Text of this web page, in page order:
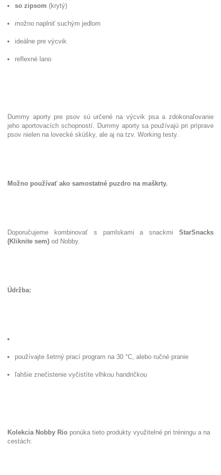
so zipsom (krytý)
možno naplniť suchým jedlom
ideálne pre výcvik
reflexné lano
Dummy aporty pre psov sú určené na výcvik psa a zdokonaľovanie
jeho aportovacích schopností. Dummy aporty sa používajú pri príprave
psov nielen na lovecké skúšky, ale aj na tzv. Working testy.
Možno používať ako samostatné puzdro na maškrty.
Doporučujeme kombinovať s pamlskami a snackmi
StarSnacks
(Kliknite sem) od Nobby.
Údržba:
používajte šetrný prací program na 30 °C, alebo ručné pranie
ľahšie znečistenie vyčistíte vlhkou handričkou
Kolekcia Nobby Rio ponúka tieto produkty využitelné pri tréningu a na
cestách: